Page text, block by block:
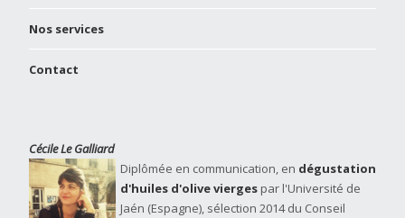
Nos services
Contact
Cécile Le Galliard
Diplômée en communication, en dégustation
d'huiles d'olive vierges par l'Université de
Jaén (Espagne), sélection 2014 du Conseil